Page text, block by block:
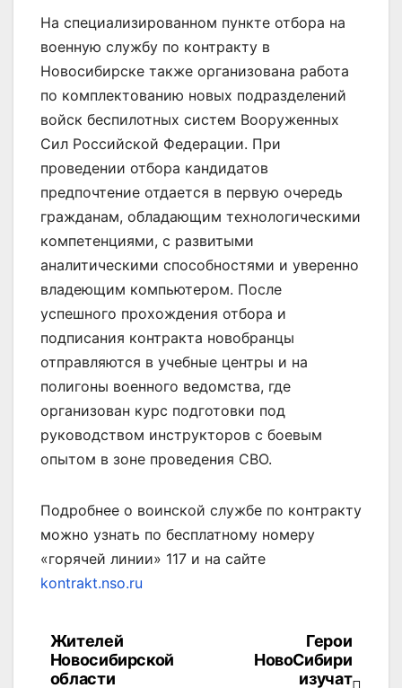
На специализированном пункте отбора на
военную службу по контракту в
Новосибирске также организована работа
по комплектованию новых подразделений
войск беспилотных систем Вооруженных
Сил Российской Федерации. При
проведении отбора кандидатов
предпочтение отдается в первую очередь
гражданам, обладающим технологическими
компетенциями, с развитыми
аналитическими способностями и уверенно
владеющим компьютером. После
успешного прохождения отбора и
подписания контракта новобранцы
отправляются в учебные центры и на
полигоны военного ведомства, где
организован курс подготовки под
руководством инструкторов с боевым
опытом в зоне проведения СВО.
Подробнее о воинской службе по контракту
можно узнать по бесплатному номеру
«горячей линии» 117 и на сайте
kontrakt.nso.ru
Навигация
Герои
НовоСибири
изучат
Жителей
Новосибирской
области